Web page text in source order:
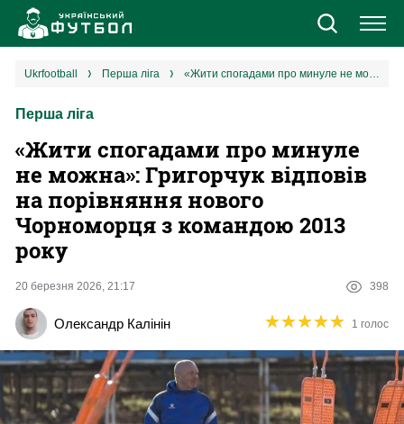
Новини
Єврокубки
УПЛ
Різне
Букмекери
ukrfootball перша ліга «Жити спогадами про минуле не можна»: Григорчук відповів на порівняння нового Чорноморця з командою 2013 року
Перша ліга
«Жити спогадами про минуле
не можна»: Григорчук відповів
на порівняння нового
Чорноморця з командою 2013
року
20 березня 2026, 21:17 398
Олександр Калінін ★★★★★
★★★★★ 1 голос